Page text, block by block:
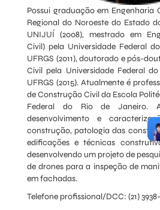
Possui graduação em Engenharia
Regional do Noroeste do Estado
UNIJUÍ (2008), mestrado em
Civil) pela Universidade Federal
UFRGS (2011), doutorado e pós-
Civil pela Universidade Federal
UFRGS (2015). Atualmente é
de Construção Civil da Escola
Federal do Rio de Janeiro.
desenvolvimento e
construção, patologia das
edificações e técnicas
desenvolvendo um projeto de
de drones para a inspeção de
em fachadas.
Telefone profissional/DCC: (21)